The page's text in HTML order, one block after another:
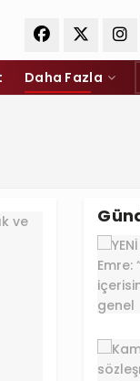
Daha Fazla